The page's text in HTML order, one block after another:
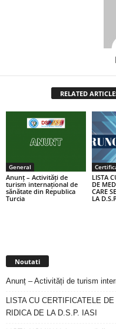
RELATED
General
Anunț – Activități de
turism internațional de
sănătate din Republica
Turcia
LISTA
DE
CARE
LA
Noutati
Anunț – Activități de turism
LISTA CU CERTIFICATELE
RIDICA DE LA D.S.P. IASI